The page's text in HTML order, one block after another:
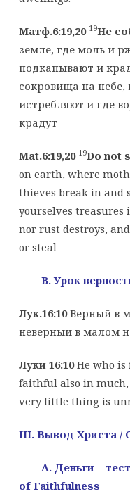
Матф.6:19,20 19Не
земле, где моль и
подкапывают и
сокровища на
истребляют и где
крадут
Mat.6:19,20 19Do not
on earth, where
thieves break in and
yourselves
nor rust destroys,
or steal
B. Урок
Лук.16:10Верный в
неверный в малом
Луки 16:10He who
faithful also in
very little thing is
III. Вывод Христа /
A. Деньги – тест
of Faithfulness